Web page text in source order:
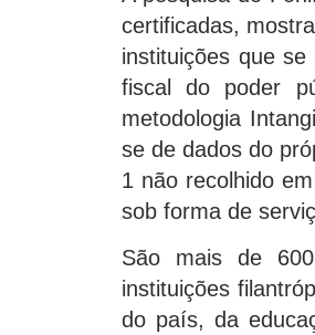
certificadas,
instituições que
fiscal do poder
metodologia
se de dados do
1 não recolhido
sob forma de
São mais de
instituições
do país, da